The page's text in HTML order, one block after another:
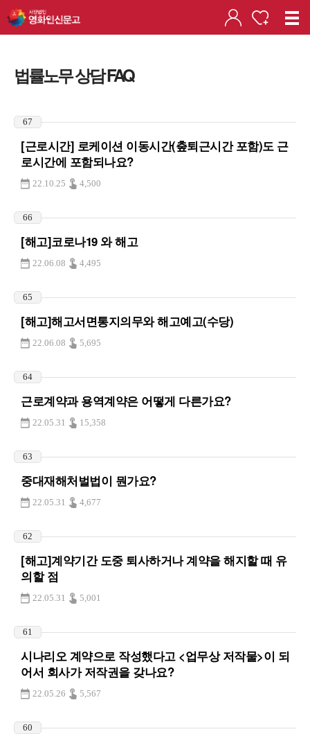
법률노무 상담 FAQ
67
[근로시간] 로케이션 이동시간(춮퇴근시간 포함)도 근
로시간에 포함되나요?
22.10.25 4,500
66
[해고]코로나19 와 해고
22.06.08 4,495
65
[해고]해고서면통지의무와 해고예고(수당)
22.06.08 5,695
64
근로계약과 용역계약은 어떻게 다른가요?
22.05.31 15,358
63
중대재해처벌법이 뭔가요?
22.05.31 4,677
62
[해고]계약기간 도중 퇴사하거나 계약을 해지할 때 유
의할 점
22.05.31 5,001
61
시나리오 계약으로 작성했다고 <업무상 저작물>이 되
어서 회사가 저작권을 갖나요?
22.05.26 5,567
60